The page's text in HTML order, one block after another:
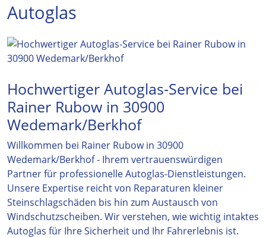
Autoglas
Hochwertiger Autoglas-Service bei
Rainer Rubow in 30900
Wedemark/Berkhof
Willkommen bei Rainer Rubow in 30900
Wedemark/Berkhof - Ihrem vertrauenswürdigen
Partner für professionelle Autoglas-Dienstleistungen.
Unsere Expertise reicht von Reparaturen kleiner
Steinschlagschäden bis hin zum Austausch von
Windschutzscheiben. Wir verstehen, wie wichtig intaktes
Autoglas für Ihre Sicherheit und Ihr Fahrerlebnis ist.